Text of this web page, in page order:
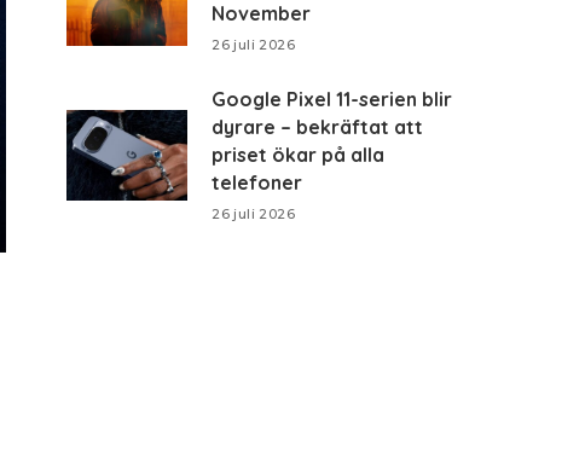
November
26 juli 2026
Google Pixel 11-serien blir
dyrare – bekräftat att
priset ökar på alla
telefoner
26 juli 2026